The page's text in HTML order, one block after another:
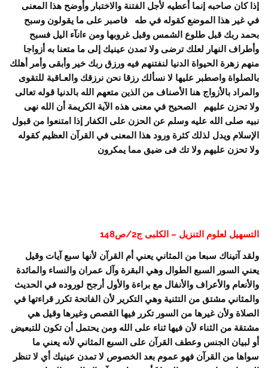
إذا كان صاحبه إنما أعطيه لأجل الفتنة والاختبار وأوضح هذا المعنى
في غير هذا الموضع كقوله في طه فاصبر على ما يقولون وسبح
بحمد ربك قبل طلوع الشمس وقبل غروبها ومن ءانآء اليل فسبح
وأطراف النهار لعلك ترضى ولا تمدن عينيك إلى ما متعنا به أزواجا
منهم زهرة الحيواة الدنيا لنفتنهم فيه ورزق ربك خير وأبقى وأمر أهلك
بالصلواة واصطبر عليها لا نسألك رزقا نحن نرزقك والعـاقبة للتقوى
والمراد بالأزواج هنا الأصناف من الذين متعهم الله بالدنيا قوله تعالى
ولا تحزن عليهم الصحيح في معنى هذه الآية الكريمة أن الله نهى
نبيه صلى الله عليه وسلم عن الحزن على الكفار إذا امتنعوا من قبول
الإسلام ويدل لذلك كثرة ورود هذا المعنى في القرآن العظيم كقوله
ولا تحزن عليهم ولا تك فى ضيق مما يمكرون
التسهيل لعلوم التنزيل – الكلبى ج2/ص148
ولقد آتيناك سبعا من المثاني يعني أم القرآن لأنها سبع آيات وقيل
يعني السور السبع الطوال وهي البقرة وآل عمران والنساء والمائدة
والأنعام والأعراف والأنفال مع براءة والأول أرجح لوروده في الحديث
والمثاني مشتق من التثنية وهي التكرير لأن الفاتحة تكرر قراءتها في
الصلاة ولأن غيرها من السور تكرر فيها القصص وغيرها وقيل هي
مشتقة من الثناء لأن فيها ثناء على الله ومن يحتمل أن تكون للتبعيض
أو لبيان الجنس وعطف القرآن على السبع المثاني لأنه يعني ما
سواها من القرآن فهو عموم بعد الخصوص لا تمدن عينيك أي لا تنظر